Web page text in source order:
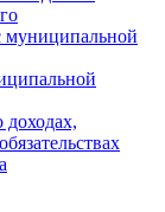
муниципальной
доходах,